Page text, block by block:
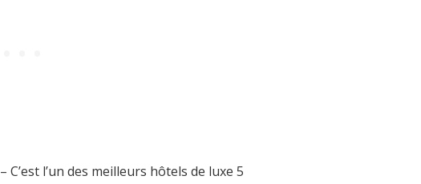
– C’est l’un des meilleurs hôtels de luxe 5